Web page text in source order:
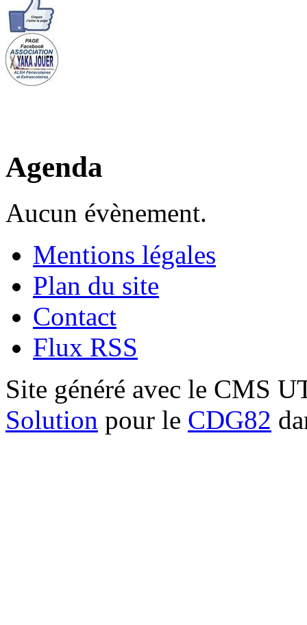
Agenda
Aucun évènement.
Mentions légales
Plan du site
Contact
Flux RSS
Site généré avec le CMS
Solution pour le CDG82